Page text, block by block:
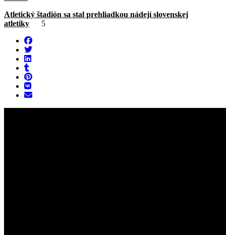
Atletický štadión sa stal prehliadkou nádejí slovenskej
atletiky
5